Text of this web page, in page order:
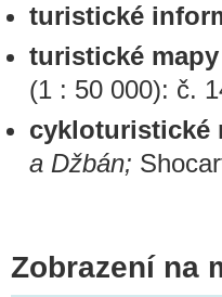
turistické
turistické mapy
(1 : 50 000): č.
cykloturistické
a Džbán;
Zobrazení na